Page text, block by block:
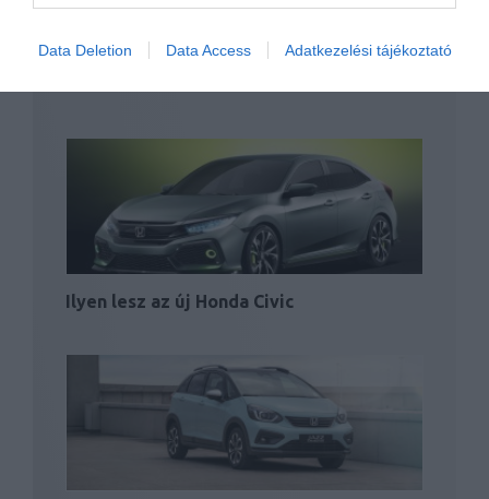
Data Deletion Data Access Adatkezelési tájékoztató
Nem árul több elektromos autót a Honda
Ilyen lesz az új Honda Civic